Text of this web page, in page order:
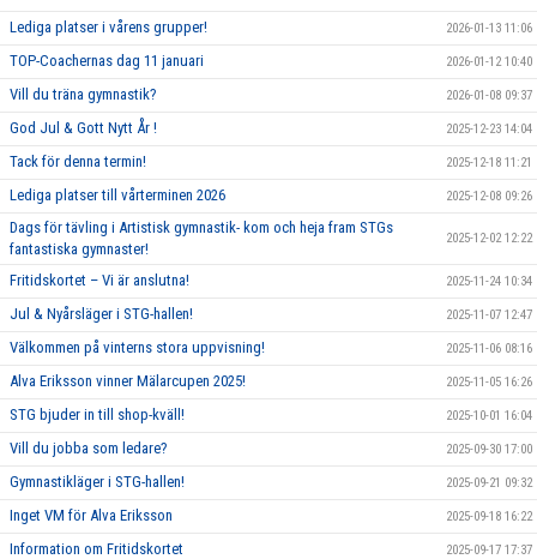
Lediga platser i vårens grupper! 2026-01-13 11:06
TOP-Coachernas dag 11 januari 2026-01-12 10:40
Vill du träna gymnastik? 2026-01-08 09:37
God Jul & Gott Nytt År ! 2025-12-23 14:04
Tack för denna termin! 2025-12-18 11:21
Lediga platser till vårterminen 2026 2025-12-08 09:26
Dags för tävling i Artistisk gymnastik- kom och heja fram STGs
fantastiska gymnaster!
2025-12-02 12:22
Fritidskortet – Vi är anslutna! 2025-11-24 10:34
Jul & Nyårsläger i STG-hallen! 2025-11-07 12:47
Välkommen på vinterns stora uppvisning! 2025-11-06 08:16
Alva Eriksson vinner Mälarcupen 2025! 2025-11-05 16:26
STG bjuder in till shop-kväll! 2025-10-01 16:04
Vill du jobba som ledare? 2025-09-30 17:00
Gymnastikläger i STG-hallen! 2025-09-21 09:32
Inget VM för Alva Eriksson 2025-09-18 16:22
Information om Fritidskortet 2025-09-17 17:37